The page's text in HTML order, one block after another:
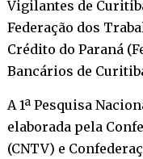
Vigilantes de
Federação dos
Crédito do Paraná
Bancários de
A 1ª Pesquisa
elaborada pela
(CNTV) e